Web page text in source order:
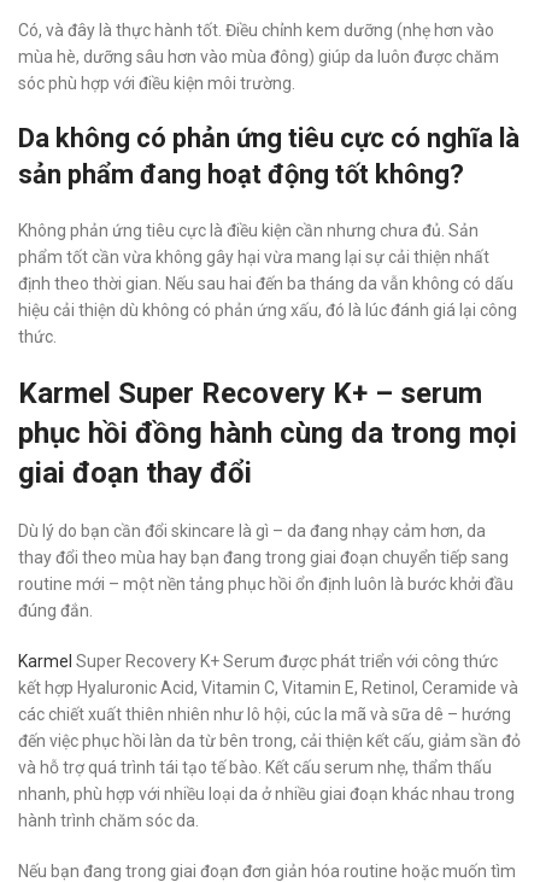
Có, và đây là thực hành tốt. Điều chỉnh kem dưỡng (nhẹ hơn vào
mùa hè, dưỡng sâu hơn vào mùa đông) giúp da luôn được chăm
sóc phù hợp với điều kiện môi trường.
Da không có phản ứng tiêu cực có nghĩa là
sản phẩm đang hoạt động tốt không?
Không phản ứng tiêu cực là điều kiện cần nhưng chưa đủ. Sản
phẩm tốt cần vừa không gây hại vừa mang lại sự cải thiện nhất
định theo thời gian. Nếu sau hai đến ba tháng da vẫn không có dấu
hiệu cải thiện dù không có phản ứng xấu, đó là lúc đánh giá lại công
thức.
Karmel Super Recovery K+ – serum
phục hồi đồng hành cùng da trong mọi
giai đoạn thay đổi
Dù lý do bạn cần đổi skincare là gì – da đang nhạy cảm hơn, da
thay đổi theo mùa hay bạn đang trong giai đoạn chuyển tiếp sang
routine mới – một nền tảng phục hồi ổn định luôn là bước khởi đầu
đúng đắn.
Karmel Super Recovery K+ Serum được phát triển với công thức
kết hợp Hyaluronic Acid, Vitamin C, Vitamin E, Retinol, Ceramide và
các chiết xuất thiên nhiên như lô hội, cúc la mã và sữa dê – hướng
đến việc phục hồi làn da từ bên trong, cải thiện kết cấu, giảm sần đỏ
và hỗ trợ quá trình tái tạo tế bào. Kết cấu serum nhẹ, thẩm thấu
nhanh, phù hợp với nhiều loại da ở nhiều giai đoạn khác nhau trong
hành trình chăm sóc da.
Nếu bạn đang trong giai đoạn đơn giản hóa routine hoặc muốn tìm